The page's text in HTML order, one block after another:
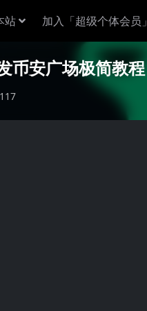
站 加入「超级个体会员」
币安广场极简教程
117